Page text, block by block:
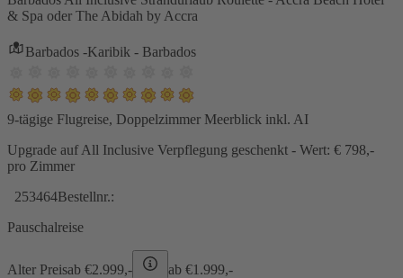
& Spa oder The Abidah by Accra
Barbados -Karibik - Barbados
9-tägige Flugreise, Doppelzimmer Meerblick inkl. AI
Upgrade auf All Inclusive Verpflegung geschenkt - Wert: € 798,-
pro Zimmer
253464Bestellnr.:
Pauschalreise
Alter Preisab €2.999,- ab €1.999,-